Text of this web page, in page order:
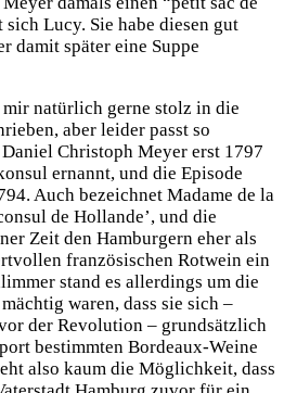
Lucy. Sie habe diesen gut
damit später eine Suppe
natürlich gerne stolz in die
aber leider passt so
Christoph Meyer erst 1797
ernannt, und die Episode
Auch bezeichnet Madame de la
de Hollande’, und die
Zeit den Hamburgern eher als
französischen Rotwein ein
stand es allerdings um die
waren, dass sie sich –
der Revolution – grundsätzlich
bestimmten Bordeaux-Weine
also kaum die Möglichkeit, dass